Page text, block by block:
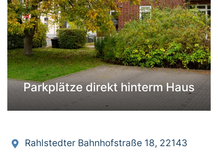
Parkplätze direkt hinterm Haus
Rahlstedter Bahnhofstraße 18, 22143